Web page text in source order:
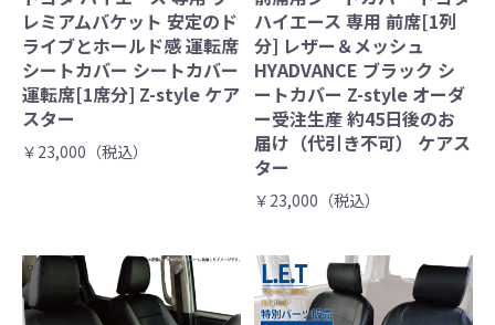
レミアムバケット 安定のド
ライブとホールド感 運転席
シートカバー シートカバー
運転席[1席分] Z-style ケア
スター
￥23,000（税込）
ハイエース 専用 前席[1列
分] レザー＆メッシュ
HYADVANCE ブラック シ
ートカバー Z-style オーダ
ー受注生産 約45日後のお
届け（代引き不可） ケアス
ター
￥23,000（税込）